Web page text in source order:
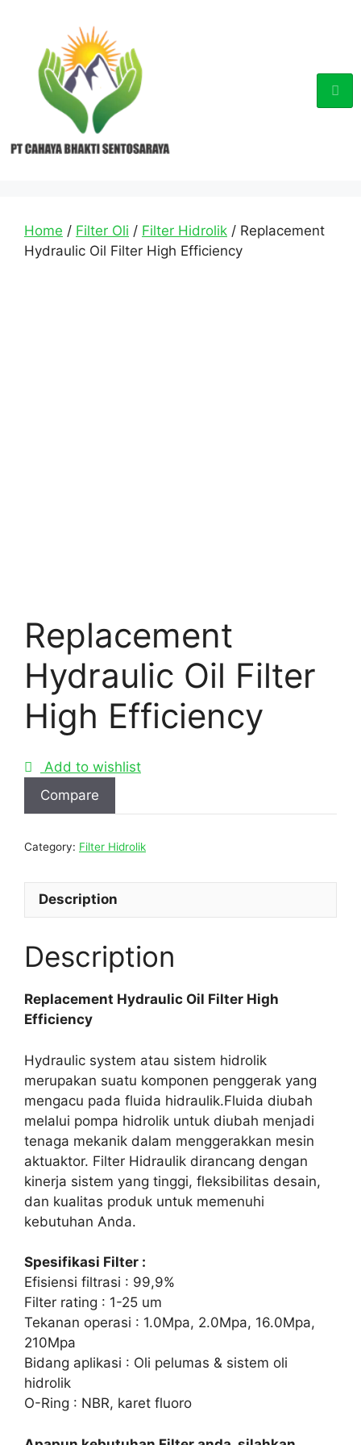
Home / Filter Oli / Filter Hidrolik / Replacement
Hydraulic Oil Filter High Efficiency
Replacement
Hydraulic Oil Filter
High Efficiency
Add to wishlist
Compare
Category: Filter Hidrolik
Description
Description
Replacement Hydraulic Oil Filter High
Efficiency
Hydraulic system atau sistem hidrolik
merupakan suatu komponen penggerak yang
mengacu pada fluida hidraulik.Fluida diubah
melalui pompa hidrolik untuk diubah menjadi
tenaga mekanik dalam menggerakkan mesin
aktuaktor. Filter Hidraulik dirancang dengan
kinerja sistem yang tinggi, fleksibilitas desain,
dan kualitas produk untuk memenuhi
kebutuhan Anda.
Spesifikasi Filter :
Efisiensi filtrasi : 99,9%
Filter rating : 1-25 um
Tekanan operasi : 1.0Mpa, 2.0Mpa, 16.0Mpa,
210Mpa
Bidang aplikasi : Oli pelumas & sistem oli
hidrolik
O-Ring : NBR, karet fluoro